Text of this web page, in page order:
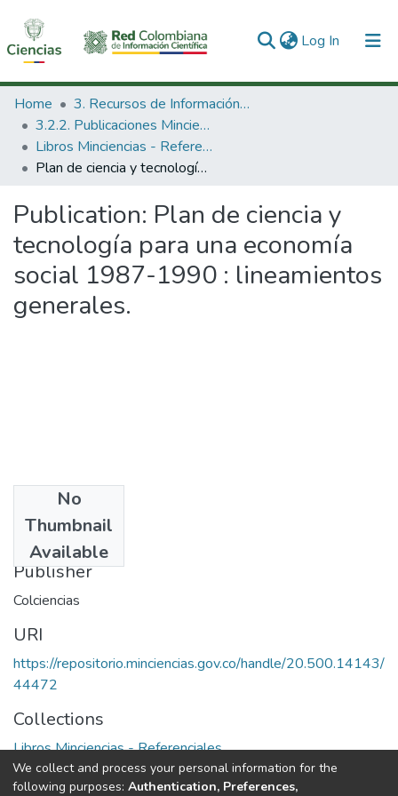
Log In (current)
Communities & Collections
All of DSpace
Statistics
Home
3. Recursos de Información Científica y Tecnológica
3.2.2. Publicaciones Minciencias
Libros Minciencias - Referenciales
Plan de ciencia y tecnología para una economía social 1987-1990 : lineamientos generales.
Publication: Plan de ciencia y
tecnología para una economía
social 1987-1990 : lineamientos
generales.
No
Thumbnail
Available
1987
Publisher
Colciencias
URI
https://repositorio.minciencias.gov.co/handle/20.500.14143/
44472
Collections
Libros Minciencias - Referenciales
Full item page
We collect and process your personal information for the
following purposes: Authentication, Preferences,